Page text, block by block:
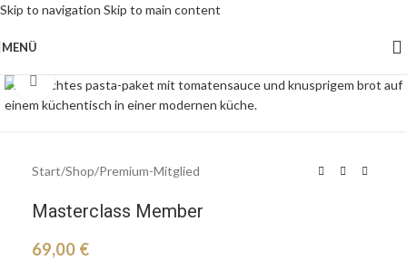
Skip to navigation Skip to main content
MENÜ
Klick zu Vergrößern
Start/Shop/Premium-Mitglied
Masterclass Member
69,00 €